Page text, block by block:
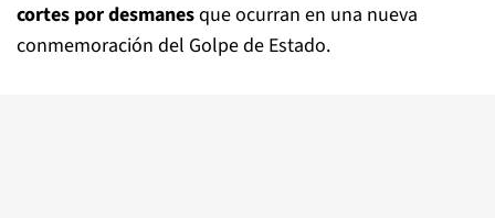
cortes por desmanesque ocurran en una nueva
conmemoración del Golpe de Estado.